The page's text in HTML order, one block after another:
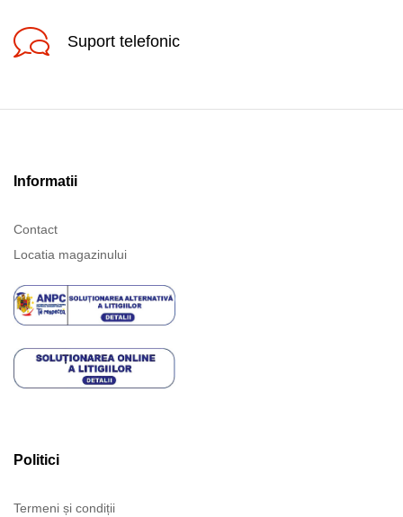
Suport telefonic
Informatii
Contact
Locatia magazinului
Politici
Termeni și condiții